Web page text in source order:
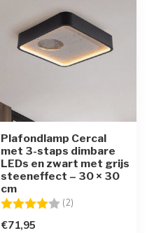
Plafondlamp Cercal
met 3-staps dimbare
LEDs en zwart met grijs
steeneffect – 30 × 30
cm
Beoordeling: (2)
€71,95